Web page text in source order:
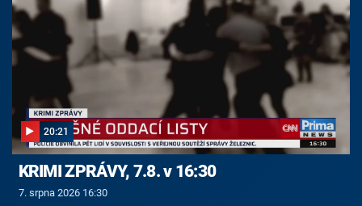
20:21
KRIMI ZPRÁVY, 7.8. v 16:30
7. srpna 2026 16:30